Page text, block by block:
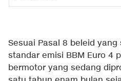
Sesuai Pasal 8 beleid
standar emisi BBM Euro 4
bermotor yang sedang